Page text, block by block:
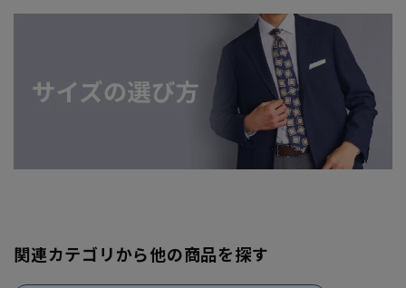
関連カテゴリから他の商品を探す